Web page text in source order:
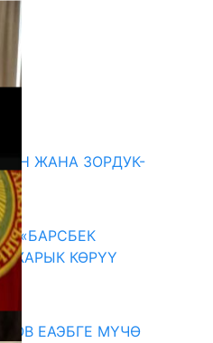
ЖАНА ЗОРДУК-
«БАРСБЕК
ЖАРЫК КӨРҮҮ
ЕАЭБГЕ МҮЧӨ